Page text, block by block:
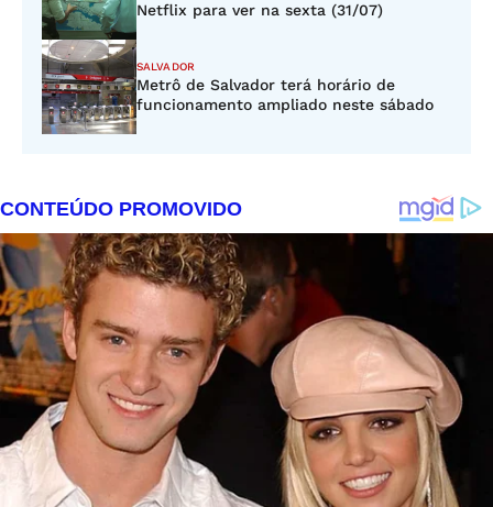
Netflix para ver na sexta (31/07)
SALVADOR
Metrô de Salvador terá horário de
funcionamento ampliado neste sábado